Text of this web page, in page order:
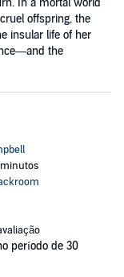
In a mortal world
offspring, the
insular life of her
the
minutos
período de 30